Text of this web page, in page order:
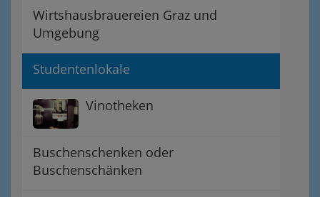
Wirtshausbrauereien Graz und
Umgebung
Studentenlokale
Vinotheken
Buschenschenken oder
Buschenschänken